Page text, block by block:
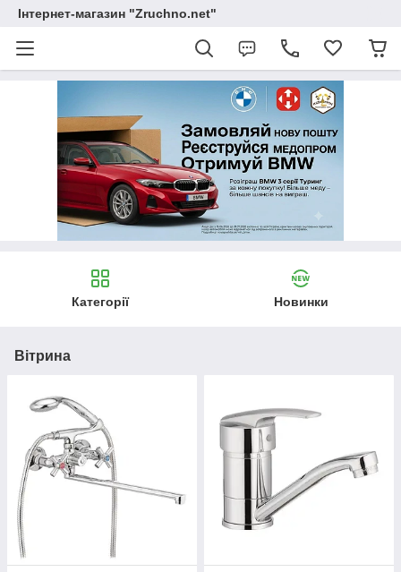
Інтернет-магазин "Zruchno.net"
Категорії Новинки
Вітрина